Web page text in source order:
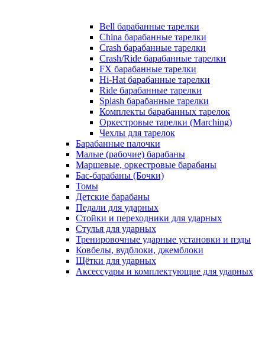
Bell барабанные тарелки
China барабанные тарелки
Crash барабанные тарелки
Crash/Ride барабанные тарелки
FX барабанные тарелки
Hi-Hat барабанные тарелки
Ride барабанные тарелки
Splash барабанные тарелки
Комплекты барабанных тарелок
Оркестровые тарелки (Marching)
Чехлы для тарелок
Барабанные палочки
Малые (рабочие) барабаны
Маршевые, оркестровые барабаны
Бас-барабаны (Бочки)
Томы
Детские барабаны
Педали для ударных
Стойки и переходники для ударных
Стулья для ударных
Тренировочные ударные установки и пэды
Ковбелы, вудблоки, джемблоки
Щётки для ударных
Аксесcуары и комплектующие для ударных